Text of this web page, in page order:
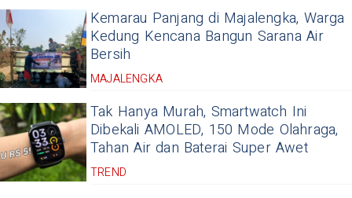
Kemarau Panjang di Majalengka, Warga
Kedung Kencana Bangun Sarana Air
Bersih
MAJALENGKA
Tak Hanya Murah, Smartwatch Ini
Dibekali AMOLED, 150 Mode Olahraga,
Tahan Air dan Baterai Super Awet
TREND